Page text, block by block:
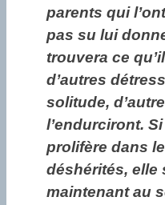
parents qui
pas su lui
trouvera ce
d’autres
solitude,
l’endurciront.
prolifère dans
déshérités, elle
maintenant au